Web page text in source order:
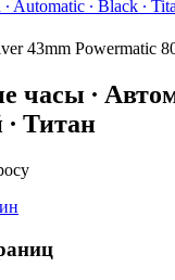
43mm Powermatic
часы ∙
Титан